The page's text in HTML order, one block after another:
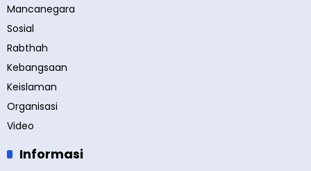
Mancanegara
Sosial
Rabthah
Kebangsaan
Keislaman
Organisasi
Video
Informasi